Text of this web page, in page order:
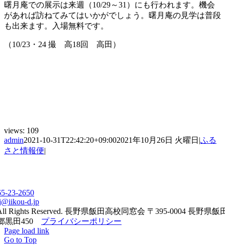
曙月庵での展示は来週（10/29～31）にも行われます。機会
があれば訪ねてみてはいかがでしょう。曙月庵の見学は普段
も出来ます。入場無料です。
（10/23・24 撮 高18回 高田）
views: 109
admin2021-10-31T22:42:20+09:002021年10月26日 火曜日 |ふる
さと情報便|
23-2650
d.jp
Rights Reserved. 長野県飯田高校同窓会 〒395-0004 長野県飯
黒田450 プライバシーポリシー
Page load link
Go to Top